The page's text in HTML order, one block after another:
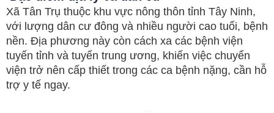
Xã Tân Trụ thuộc khu vực nông thôn tỉnh Tây Ninh,
với lượng dân cư đông và nhiều người cao tuổi, bệnh
nền. Địa phương này còn cách xa các bệnh viện
tuyến tỉnh và tuyến trung ương, khiến việc chuyển
viện trở nên cấp thiết trong các ca bệnh nặng, cần hỗ
trợ y tế ngay.